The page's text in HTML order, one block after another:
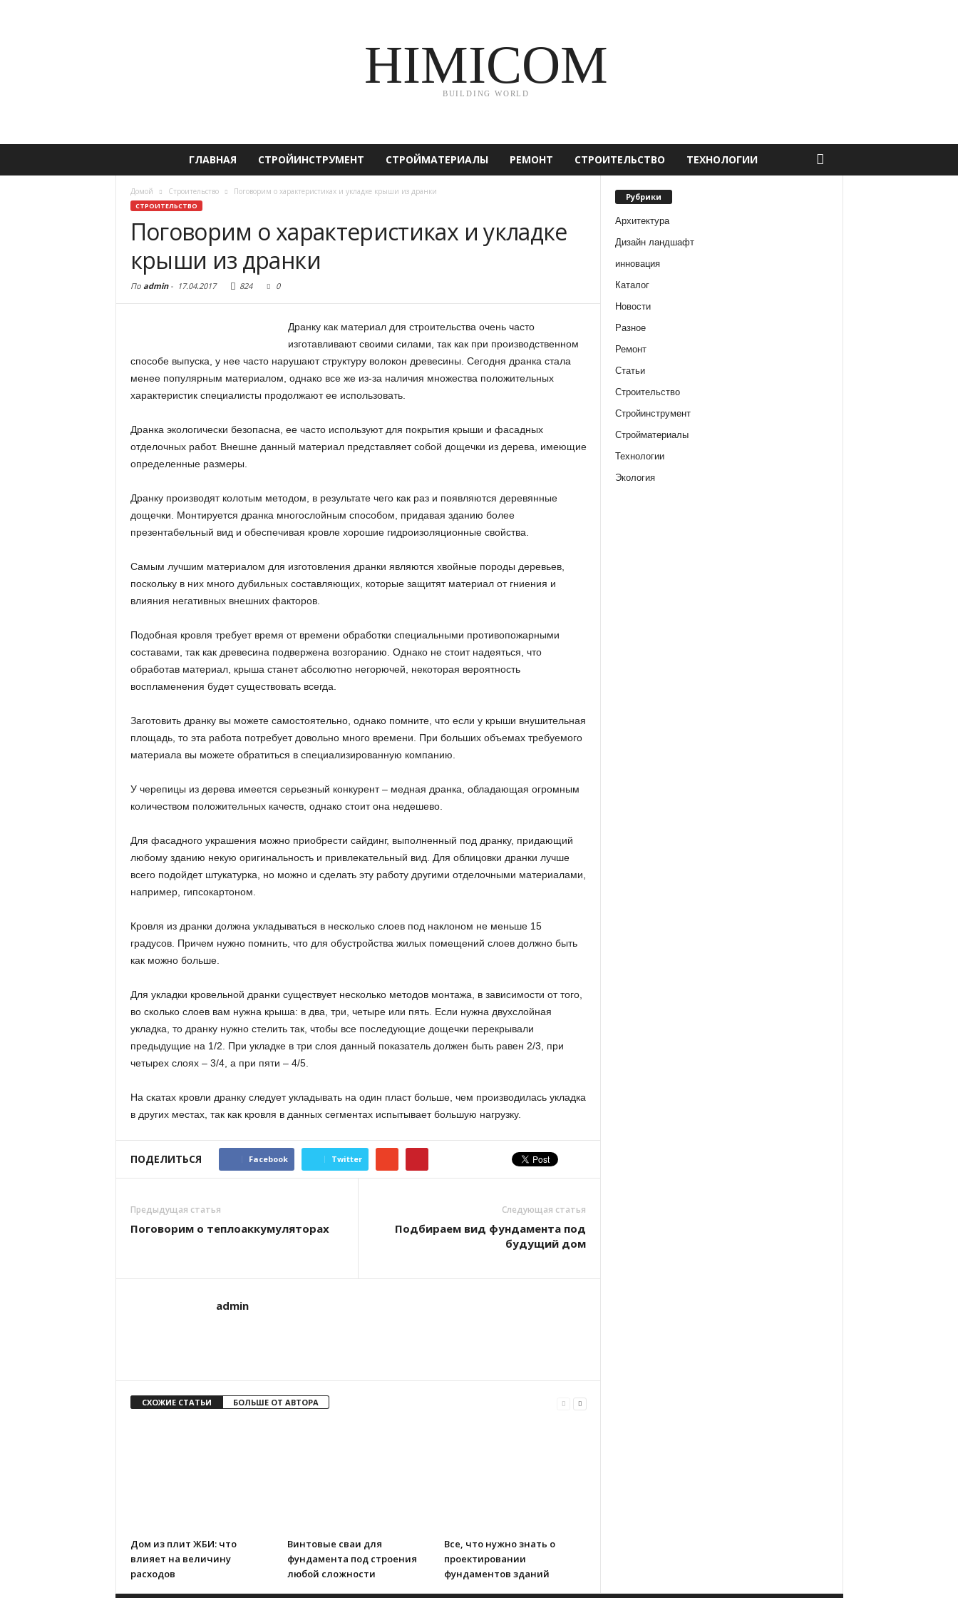
HIMICOM
BUILDING WORLD
ГЛАВНАЯ СТРОЙИНСТРУМЕНТ СТРОЙМАТЕРИАЛЫ РЕМОНТ СТРОИТЕЛЬСТВО ТЕХНОЛОГИИ
Домой Строительство Поговорим о характеристиках и укладке крыши из дранки
СТРОИТЕЛЬСТВО
Поговорим о характеристиках и укладке
крыши из дранки
По admin- 17.04.2017 824 0
Дранку как материал для строительства очень часто
изготавливают своими силами, так как при производственном
способе выпуска, у нее часто нарушают структуру волокон древесины. Сегодня дранка стала
менее популярным материалом, однако все же из-за наличия множества положительных
характеристик специалисты продолжают ее использовать.
Дранка экологически безопасна, ее часто используют для покрытия крыши и фасадных
отделочных работ. Внешне данный материал представляет собой дощечки из дерева, имеющие
определенные размеры.
Дранку производят колотым методом, в результате чего как раз и появляются деревянные
дощечки. Монтируется дранка многослойным способом, придавая зданию более
презентабельный вид и обеспечивая кровле хорошие гидроизоляционные свойства.
Самым лучшим материалом для изготовления дранки являются хвойные породы деревьев,
поскольку в них много дубильных составляющих, которые защитят материал от гниения и
влияния негативных внешних факторов.
Подобная кровля требует время от времени обработки специальными противопожарными
составами, так как древесина подвержена возгоранию. Однако не стоит надеяться, что
обработав материал, крыша станет абсолютно негорючей, некоторая вероятность
воспламенения будет существовать всегда.
Заготовить дранку вы можете самостоятельно, однако помните, что если у крыши внушительная
площадь, то эта работа потребует довольно много времени. При больших объемах требуемого
материала вы можете обратиться в специализированную компанию.
У черепицы из дерева имеется серьезный конкурент – медная дранка, обладающая огромным
количеством положительных качеств, однако стоит она недешево.
Для фасадного украшения можно приобрести сайдинг, выполненный под дранку, придающий
любому зданию некую оригинальность и привлекательный вид. Для облицовки дранки лучше
всего подойдет штукатурка, но можно и сделать эту работу другими отделочными материалами,
например, гипсокартоном.
Кровля из дранки должна укладываться в несколько слоев под наклоном не меньше 15
градусов. Причем нужно помнить, что для обустройства жилых помещений слоев должно быть
как можно больше.
Для укладки кровельной дранки существует несколько методов монтажа, в зависимости от того,
во сколько слоев вам нужна крыша: в два, три, четыре или пять. Если нужна двухслойная
укладка, то дранку нужно стелить так, чтобы все последующие дощечки перекрывали
предыдущие на 1/2. При укладке в три слоя данный показатель должен быть равен 2/3, при
четырех слоях – 3/4, а при пяти – 4/5.
На скатах кровли дранку следует укладывать на один пласт больше, чем производилась укладка
в других местах, так как кровля в данных сегментах испытывает большую нагрузку.
ПОДЕЛИТЬСЯ Facebook Twitter
Предыдущая статья
Поговорим о теплоаккумуляторах
Следующая статья
Подбираем вид фундамента под
будущий дом
admin
СХОЖИЕ СТАТЬИ БОЛЬШЕ ОТ АВТОРА
Дом из плит ЖБИ: что
влияет на величину
расходов
Винтовые сваи для
фундамента под строения
любой сложности
Все, что нужно знать о
проектировании
фундаментов зданий
Рубрики
Архитектура
Дизайн ландшафт
инновация
Каталог
Новости
Разное
Ремонт
Статьи
Строительство
Стройинструмент
Стройматериалы
Технологии
Экология